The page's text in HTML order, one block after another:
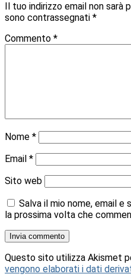
Il tuo indirizzo email non sarà
sono contrassegnati *
Commento *
Nome *
Email *
Sito web
Salva il mio nome, email
la prossima volta che
Questo sito utilizza Akismet
vengono elaborati i dati